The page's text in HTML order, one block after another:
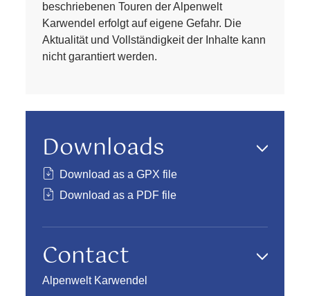
beschriebenen Touren der Alpenwelt
Karwendel erfolgt auf eigene Gefahr. Die
Aktualität und Vollständigkeit der Inhalte kann
nicht garantiert werden.
Downloads
Download as a GPX file
Download as a PDF file
Contact
Alpenwelt Karwendel